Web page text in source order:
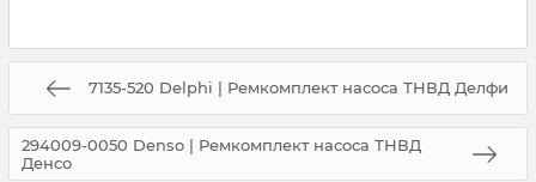
7135-520 Delphi | Ремкомплект насоса ТНВД Делфи
294009-0050 Denso | Ремкомплект насоса ТНВД
Денсо